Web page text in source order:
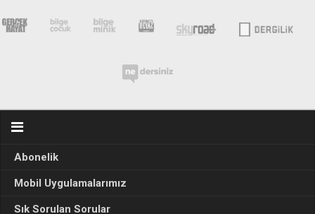
Abonelik
Mobil Uygulamalarımız
Sık Sorulan Sorular